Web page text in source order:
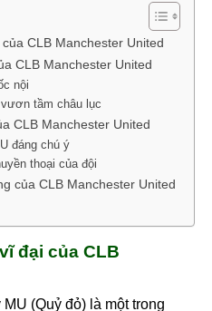
của CLB Manchester
của CLB Manchester
nội
tầm châu lục
CLB Manchester
đáng chú ý
thoại của đội
của CLB Manchester